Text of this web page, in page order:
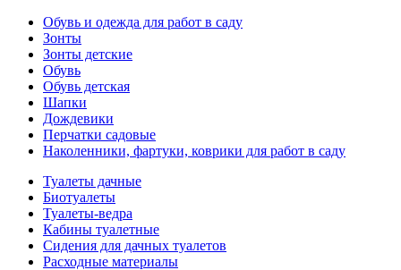
Обувь и одежда для работ в саду
Зонты
Зонты детские
Обувь
Обувь детская
Шапки
Дождевики
Перчатки садовые
Наколенники, фартуки, коврики для работ в саду
Туалеты дачные
Биотуалеты
Туалеты-ведра
Кабины туалетные
Сидения для дачных туалетов
Расходные материалы